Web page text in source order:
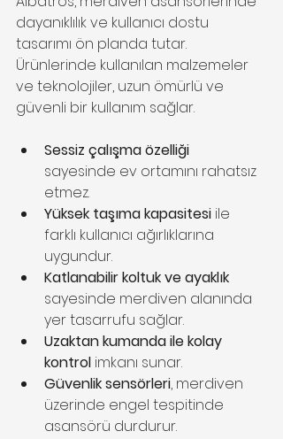
dayanıklılık ve kullanıcı dostu
tasarımı ön planda tutar.
Ürünlerinde kullanılan malzemeler
ve teknolojiler, uzun ömürlü ve
güvenli bir kullanım sağlar.
Sessiz çalışma özelliği
sayesinde ev ortamını rahatsız
etmez.
Yüksek taşıma kapasitesi ile
farklı kullanıcı ağırlıklarına
uygundur.
Katlanabilir koltuk ve ayaklık
sayesinde merdiven alanında
yer tasarrufu sağlar.
Uzaktan kumanda ile kolay
kontrol imkanı sunar.
Güvenlik sensörleri, merdiven
üzerinde engel tespitinde
asansörü durdurur.